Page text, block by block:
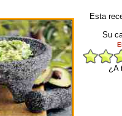
Esta
Su
¿A